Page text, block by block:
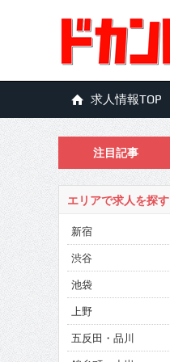
求人情報TOP
注目記事
エリアで求人を探す
新宿
渋谷
池袋
上野
五反田・品川